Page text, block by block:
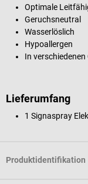
Optimale
Geruchsneutral
Wasserlöslich
Hypoallergen
In
Lieferumfang
1 Signaspray
Produktidentifikation